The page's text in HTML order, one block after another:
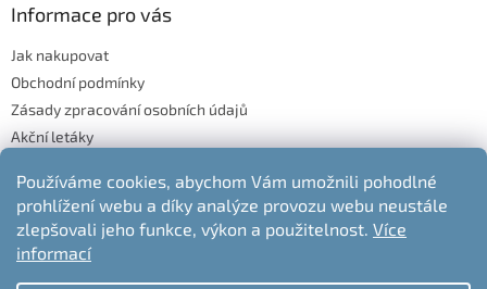
Používáme cookies, abychom Vám umožnili pohodlné
prohlížení webu a díky analýze provozu webu neustále
zlepšovali jeho funkce, výkon a použitelnost. Více
informací
Informace pro vás
Jak nakupovat
Obchodní podmínky
Zásady zpracování osobních údajů
Akční letáky
Moje objednávka
Odstoupení od kupní smlouvy